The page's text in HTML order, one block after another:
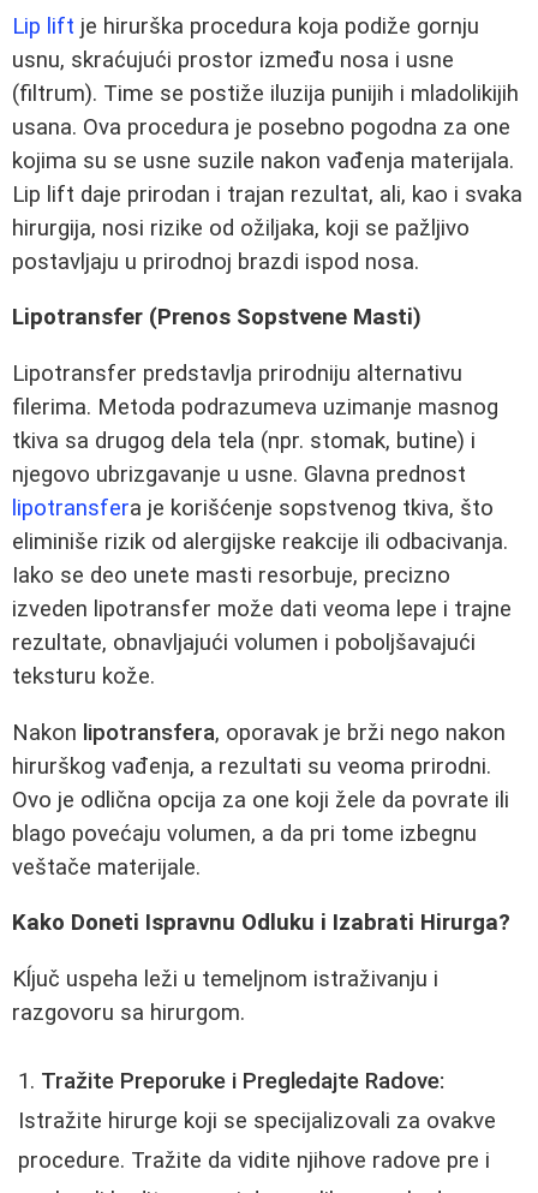
Lip lift je hirurška procedura koja podiže gornju
usnu, skraćujući prostor između nosa i usne
(filtrum). Time se postiže iluzija punijih i mladolikijih
usana. Ova procedura je posebno pogodna za one
kojima su se usne suzile nakon vađenja materijala.
Lip lift daje prirodan i trajan rezultat, ali, kao i svaka
hirurgija, nosi rizike od ožiljaka, koji se pažljivo
postavljaju u prirodnoj brazdi ispod nosa.
Lipotransfer (Prenos Sopstvene Masti)
Lipotransfer predstavlja prirodniju alternativu
filerima. Metoda podrazumeva uzimanje masnog
tkiva sa drugog dela tela (npr. stomak, butine) i
njegovo ubrizgavanje u usne. Glavna prednost
lipotransfera je korišćenje sopstvenog tkiva, što
eliminiše rizik od alergijske reakcije ili odbacivanja.
Iako se deo unete masti resorbuje, precizno
izveden lipotransfer može dati veoma lepe i trajne
rezultate, obnavljajući volumen i poboljšavajući
teksturu kože.
Nakon lipotransfera, oporavak je brži nego nakon
hirurškog vađenja, a rezultati su veoma prirodni.
Ovo je odlična opcija za one koji žele da povrate ili
blago povećaju volumen, a da pri tome izbegnu
veštače materijale.
Kako Doneti Ispravnu Odluku i Izabrati Hirurga?
Kĺjuč uspeha leži u temeljnom istraživanju i
razgovoru sa hirurgom.
Tražite Preporuke i Pregledajte Radove:
Istražite hirurge koji se specijalizovali za ovakve
procedure. Tražite da vidite njihove radove pre i